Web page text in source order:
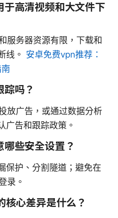
高清视频和大文件下
服务器资源有限，下载和
线。 安卓免费vpn推荐：
吗？
放广告，或通过数据分析
广告和跟踪政策。
些安全设置？
保护、分割隧道；避免在
录。
心差异是什么？